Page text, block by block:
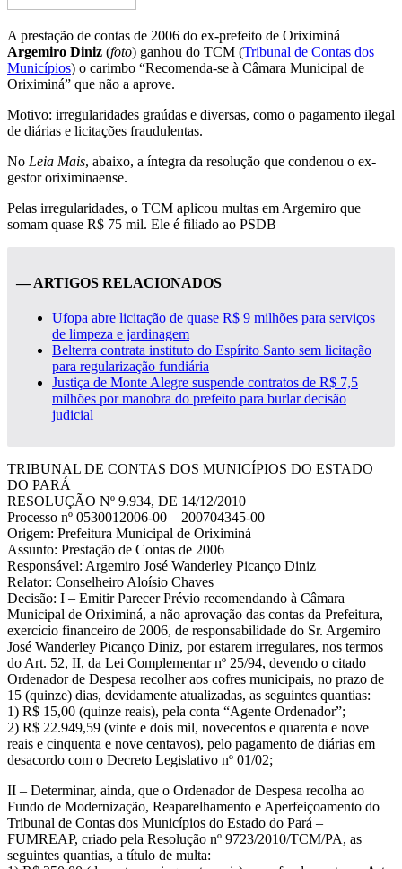
A prestação de contas de 2006 do ex-prefeito de Oriximiná
Argemiro Diniz (foto) ganhou do TCM (Tribunal de Contas dos
Municípios) o carimbo “Recomenda-se à Câmara Municipal de
Oriximiná” que não a aprove.
Motivo: irregularidades graúdas e diversas, como o pagamento ilegal
de diárias e licitações fraudulentas.
No Leia Mais, abaixo, a íntegra da resolução que condenou o ex-
gestor oriximinaense.
Pelas irregularidades, o TCM aplicou multas em Argemiro que
somam quase R$ 75 mil. Ele é filiado ao PSDB
— ARTIGOS RELACIONADOS
Ufopa abre licitação de quase R$ 9 milhões para serviços
de limpeza e jardinagem
Belterra contrata instituto do Espírito Santo sem licitação
para regularização fundiária
Justiça de Monte Alegre suspende contratos de R$ 7,5
milhões por manobra do prefeito para burlar decisão
judicial
TRIBUNAL DE CONTAS DOS MUNICÍPIOS DO ESTADO
DO PARÁ
RESOLUÇÃO Nº 9.934, DE 14/12/2010
Processo nº 0530012006-00 – 200704345-00
Origem: Prefeitura Municipal de Oriximiná
Assunto: Prestação de Contas de 2006
Responsável: Argemiro José Wanderley Picanço Diniz
Relator: Conselheiro Aloísio Chaves
Decisão: I – Emitir Parecer Prévio recomendando à Câmara
Municipal de Oriximiná, a não aprovação das contas da Prefeitura,
exercício financeiro de 2006, de responsabilidade do Sr. Argemiro
José Wanderley Picanço Diniz, por estarem irregulares, nos termos
do Art. 52, II, da Lei Complementar nº 25/94, devendo o citado
Ordenador de Despesa recolher aos cofres municipais, no prazo de
15 (quinze) dias, devidamente atualizadas, as seguintes quantias:
1) R$ 15,00 (quinze reais), pela conta “Agente Ordenador”;
2) R$ 22.949,59 (vinte e dois mil, novecentos e quarenta e nove
reais e cinquenta e nove centavos), pelo pagamento de diárias em
desacordo com o Decreto Legislativo nº 01/02;
II – Determinar, ainda, que o Ordenador de Despesa recolha ao
Fundo de Modernização, Reaparelhamento e Aperfeiçoamento do
Tribunal de Contas dos Municípios do Estado do Pará –
FUMREAP, criado pela Resolução nº 9723/2010/TCM/PA, as
seguintes quantias, a título de multa: